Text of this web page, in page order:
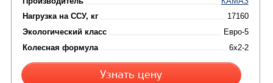
от 8 650 000
Нагрузка на ССУ, кг
10430 /